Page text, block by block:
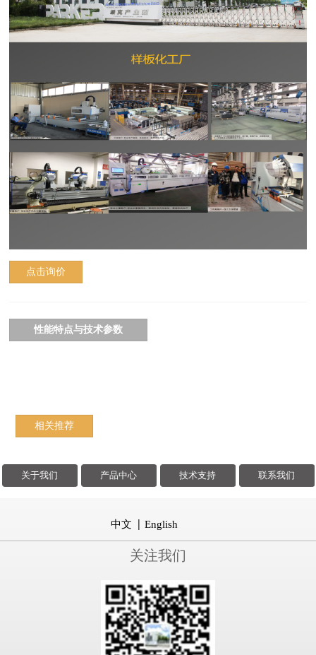
点击询价
性能特点与技术参数
相关推荐
关于我们 产品中心 技术支持 联系我们
中文 English
关注我们